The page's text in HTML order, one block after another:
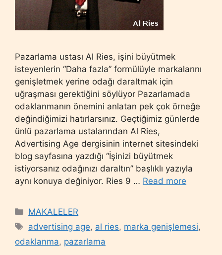
Pazarlama ustası Al Ries, işini büyütmek
isteyenlerin “Daha fazla” formülüyle markalarını
genişletmek yerine odağı daraltmak için
uğraşması gerektiğini söylüyor Pazarlamada
odaklanmanın önemini anlatan pek çok örneğe
değindiğimizi hatırlarsınız. Geçtiğimiz günlerde
ünlü pazarlama ustalarından Al Ries,
Advertising Age dergisinin internet sitesindeki
blog sayfasına yazdığı “İşinizi büyütmek
istiyorsanız odağınızı daraltın” başlıklı yazıyla
aynı konuya değiniyor. Ries 9 … Read more
Categories
MAKALELER
Tags
advertising age, al ries, marka genişlemesi,
odaklanma, pazarlama